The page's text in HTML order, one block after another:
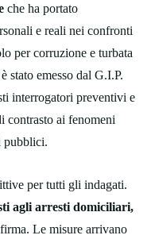
che ha portato
e reali nei confronti
per corruzione e turbata
stato emesso dal G.I.P.
interrogatori preventivi e
contrasto ai fenomeni
pubblici.
per tutti gli indagati.
agli arresti domiciliari,
Le misure arrivano